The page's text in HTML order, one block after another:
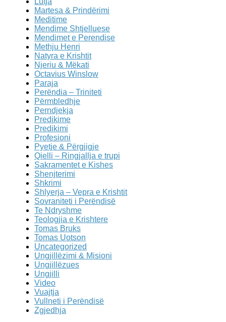
Martesa & Prindërimi
Meditime
Mendime Shtjelluese
Mendimet e Perendise
Methju Henri
Natyra e Krishtit
Njeriu & Mëkati
Octavius Winslow
Paraja
Perëndia – Triniteti
Përmbledhje
Perndjekja
Predikime
Predikimi
Profesioni
Pyetje & Përgjigje
Qielli – Ringjallja e trupi
Sakramentet e Kishes
Shenjterimi
Shkrimi
Shlyerja – Vepra e Krishtit
Sovraniteti i Perëndisë
Te Ndryshme
Teologjia e Krishtere
Tomas Bruks
Tomas Uotson
Uncategorized
Ungjillëzimi & Misioni
Ungjillëzues
Ungjilli
Video
Vuajtja
Vullneti i Perëndisë
Zgjedhja